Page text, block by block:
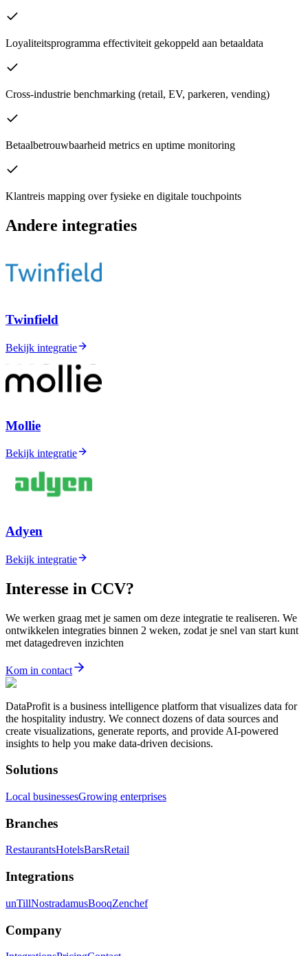
Loyaliteitsprogramma effectiviteit gekoppeld aan betaaldata
Cross-industrie benchmarking (retail, EV, parkeren, vending)
Betaalbetrouwbaarheid metrics en uptime monitoring
Klantreis mapping over fysieke en digitale touchpoints
Andere integraties
Twinfield
Bekijk integratie
Mollie
Bekijk integratie
Adyen
Bekijk integratie
Interesse in CCV?
We werken graag met je samen om deze integratie te realiseren. We
ontwikkelen integraties binnen 2 weken, zodat je snel van start kunt
met datagedreven inzichten
Kom in contact
DataProfit is a business intelligence platform that visualizes data for
the hospitality industry. We connect dozens of data sources and
create visualizations, generate reports, and provide AI-powered
insights to help you make data-driven decisions.
Solutions
Local businessesGrowing enterprises
Branches
RestaurantsHotelsBarsRetail
Integrations
unTillNostradamusBooqZenchef
Company